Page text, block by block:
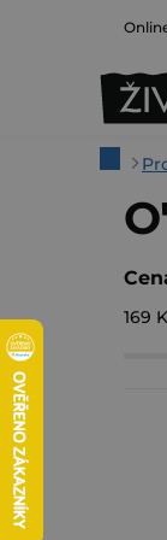
Domů
169